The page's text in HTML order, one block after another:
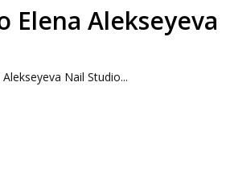
Elena
Nail Studio...